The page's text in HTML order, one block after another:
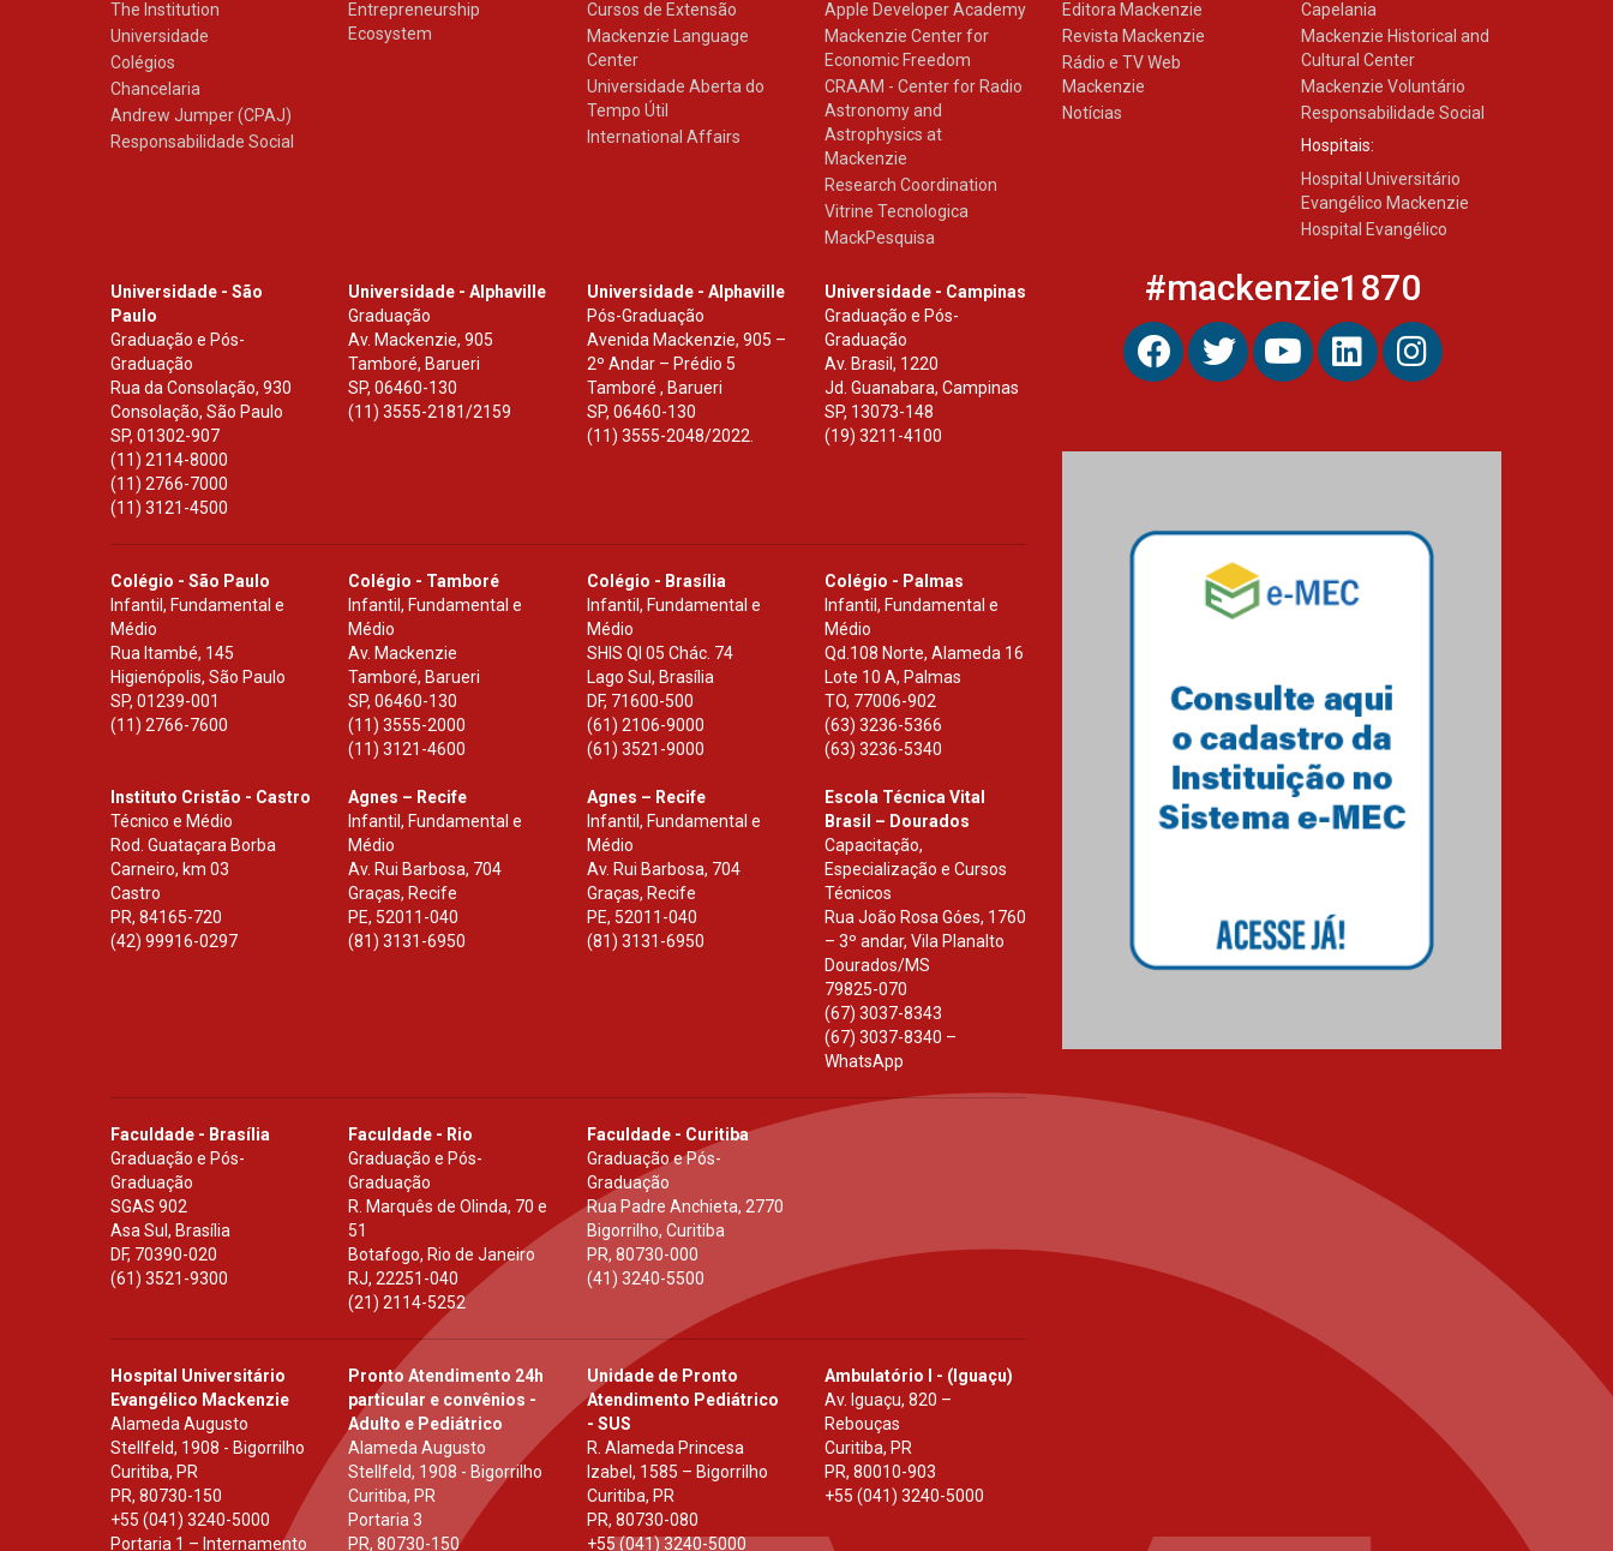
The Institution
Universidade
Colégios
Chancelaria
Andrew Jumper (CPAJ)
Responsabilidade Social
Entrepreneurship
Ecosystem
Cursos de Extensão
Mackenzie Language
Center
Universidade Aberta do
Tempo Útil
International Affairs
Apple Developer Academy
Mackenzie Center for
Economic Freedom
CRAAM - Center for Radio
Astronomy and
Astrophysics at
Mackenzie
Research Coordination
Vitrine Tecnologica
MackPesquisa
Editora Mackenzie
Revista Mackenzie
Rádio e TV Web
Mackenzie
Notícias
Capelania
Mackenzie Historical and
Cultural Center
Mackenzie Voluntário
Responsabilidade Social
Hospitais:
Hospital Universitário
Evangélico Mackenzie
Hospital Evangélico
Universidade - São
Paulo
Graduação e Pós-
Graduação
Rua da Consolação, 930
Consolação, São Paulo
SP, 01302-907
(11) 2114-8000
(11) 2766-7000
(11) 3121-4500
Universidade - Alphaville
Graduação
Av. Mackenzie, 905
Tamboré, Barueri
SP,06460-130
(11) 3555-2181/2159
Universidade - Alphaville
Pós-Graduação
Avenida Mackenzie, 905 –
2º Andar – Prédio 5
Tamboré , Barueri
SP, 06460-130
(11) 3555-2048/2022.
Universidade - Campinas
Graduação e Pós-
Graduação
Av. Brasil, 1220
Jd. Guanabara, Campinas
SP, 13073-148
(19) 3211-4100
Colégio - São Paulo
Infantil, Fundamental e
Médio
Rua Itambé, 145
Higienópolis, São Paulo
SP, 01239-001
(11) 2766-7600
Colégio - Tamboré
Infantil, Fundamental e
Médio
Av. Mackenzie
Tamboré, Barueri
SP,06460-130
(11) 3555-2000
(11) 3121-4600
Colégio - Brasília
Infantil, Fundamental e
Médio
SHIS Ql 05 Chác. 74
Lago Sul, Brasília
DF, 71600-500
(61) 2106-9000
(61) 3521-9000
Colégio - Palmas
Infantil, Fundamental e
Médio
Qd.108 Norte, Alameda 16
Lote 10 A, Palmas
TO, 77006-902
(63) 3236-5366
(63) 3236-5340
Instituto Cristão - Castro
Técnico e Médio
Rod. Guataçara Borba
Carneiro, km 03
Castro
PR, 84165-720
(42) 99916-0297
Agnes – Recife
Infantil, Fundamental e
Médio
Av. Rui Barbosa, 704
Graças, Recife
PE, 52011-040
(81) 3131-6950
Agnes – Recife
Infantil, Fundamental e
Médio
Av. Rui Barbosa, 704
Graças, Recife
PE, 52011-040
(81) 3131-6950
Escola Técnica Vital
Brasil – Dourados
Capacitação,
Especialização e Cursos
Técnicos
Rua João Rosa Góes, 1760
– 3º andar, Vila Planalto
Dourados/MS
79825-070
(67) 3037-8343
(67) 3037-8340 –
WhatsApp
Faculdade - Brasília
Graduação e Pós-
Graduação
SGAS 902
Asa Sul, Brasília
DF, 70390-020
(61) 3521-9300
Faculdade - Rio
Graduação e Pós-
Graduação
R. Marquês de Olinda, 70 e
51
Botafogo, Rio de Janeiro
RJ,22251-040
(21) 2114-5252
Faculdade - Curitiba
Graduação e Pós-
Graduação
Rua Padre Anchieta, 2770
Bigorrilho, Curitiba
PR, 80730-000
(41) 3240-5500
Hospital Universitário
Evangélico Mackenzie
Alameda Augusto
Stellfeld, 1908 - Bigorrilho
Curitiba, PR
PR, 80730-150
+55 (041) 3240-5000
Portaria 1 – Internamento
Pronto Atendimento 24h
particular e convênios -
Adulto e Pediátrico
Alameda Augusto
Stellfeld, 1908 - Bigorrilho
Curitiba, PR
Portaria 3
PR,80730-150
Unidade de Pronto
Atendimento Pediátrico
- SUS
R. Alameda Princesa
Izabel, 1585 – Bigorrilho
Curitiba, PR
PR, 80730-080
+55 (041) 3240-5000
Ambulatório I - (Iguaçu)
Av. Iguaçu, 820 –
Rebouças
Curitiba, PR
PR, 80010-903
+55 (041) 3240-5000
#mackenzie1870